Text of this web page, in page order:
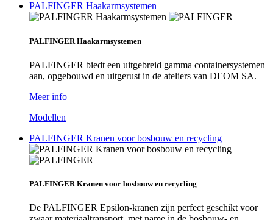
PALFINGER Haakarmsystemen
PALFINGER Haakarmsystemen
PALFINGER biedt een uitgebreid gamma containersystemen
aan, opgebouwd en uitgerust in de ateliers van DEOM SA.
Meer info
Modellen
PALFINGER Kranen voor bosbouw en recycling
PALFINGER Kranen voor bosbouw en recycling
De PALFINGER Epsilon-kranen zijn perfect geschikt voor